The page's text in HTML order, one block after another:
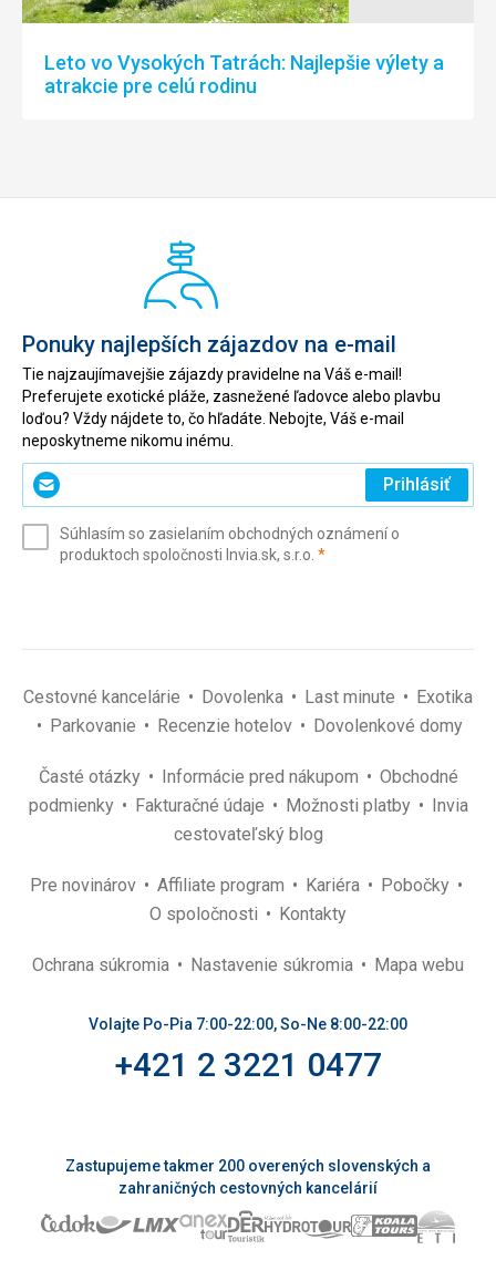
Leto vo Vysokých Tatrách: Najlepšie výlety a
atrakcie pre celú rodinu
Ponuky najlepších zájazdov na e-mail
Tie najzaujímavejšie zájazdy pravidelne na Váš e-mail!
Preferujete exotické pláže, zasnežené ľadovce alebo plavbu
loďou? Vždy nájdete to, čo hľadáte. Nebojte, Váš e-mail
neposkytneme nikomu inému.
Zadajte
svoj
(povinné)
Prihlásiť
Súhlasím so zasielaním obchodných oznámení o
produktoch spoločnosti Invia.sk, s.r.o. *(povinné)
Cestovné kancelárie Dovolenka Last minute
Exotika
Parkovanie
Recenzie hotelov Dovolenkové domy
Časté otázky Informácie pred nákupom
Obchodné
podmienky
Fakturačné údaje Možnosti platby
Invia
cestovateľský blog
Pre novinárov Affiliate program Kariéra
Pobočky
O spoločnosti
Kontakty
Ochrana súkromia Nastavenie súkromia Mapa webu
Volajte Po-Pia 7:00-22:00, So-Ne 8:00-22:00
+421 2 3221 0477
Zastupujeme takmer 200 overených slovenských a
zahraničných cestovných kancelárií